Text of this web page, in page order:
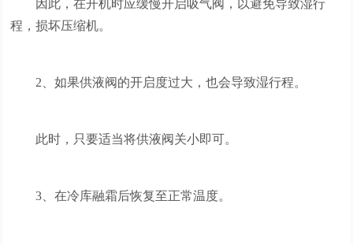
因此，在开机时应缓慢开启吸气阀，以避免导致湿行
程，损坏压缩机。
2、如果供液阀的开启度过大，也会导致湿行程。
此时，只要适当将供液阀关小即可。
3、在冷库融霜后恢复至正常温度。